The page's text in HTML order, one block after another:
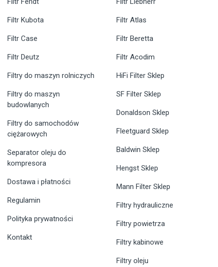
Filtr Kubota
Filtr Case
Filtr Deutz
Filtr Atlas
Filtr Beretta
Filtr Acodim
Filtry do maszyn rolniczych
Filtry do maszyn
budowlanych
Filtry do samochodów
ciężarowych
Separator oleju do
kompresora
Dostawa i płatności
Regulamin
Polityka prywatności
Kontakt
HiFi Filter Sklep
SF Filter Sklep
Donaldson Sklep
Fleetguard Sklep
Baldwin Sklep
Hengst Sklep
Mann Filter Sklep
Filtry hydrauliczne
Filtry powietrza
Filtry kabinowe
Filtry oleju